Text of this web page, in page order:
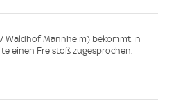
Waldhof Mannheim) bekommt in
einen Freistoß zugesprochen.